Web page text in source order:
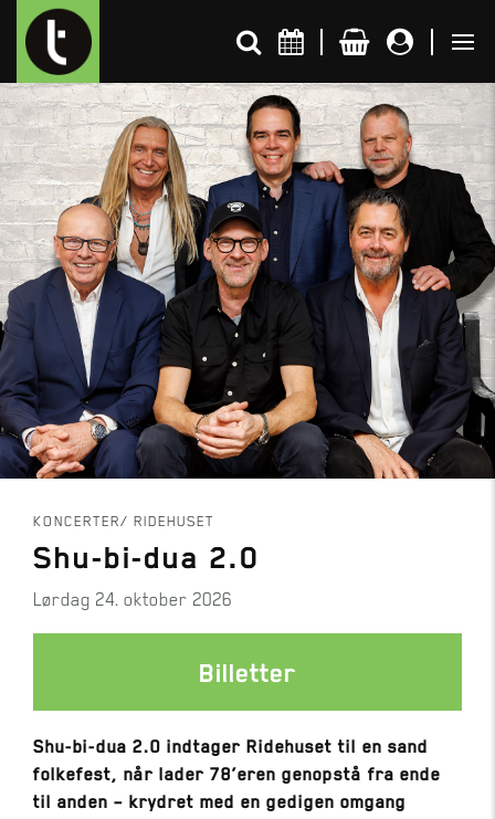
Kalender
Rabat
Artist Talk & Artist Talk Podcast
Blandet praktisk
Plads til alle
Cookie- og privatlivspolitik
Nyhedsbrev
Seneste nyt
Til pressen
Medarbejdere & specs
Send os dine forslag
Historien om Turbinen
Projekter og samarbejdspartnere
Gallows metalfestival
Følg os
KONCERTER RIDEHUSET
Shu-bi-dua 2.0
lørdag 24. oktober 2026
Billetter
Shu-bi-dua 2.0 indtager Ridehuset til en sand
folkefest, når lader 78’eren genopstå fra ende
til anden – krydret med en gedigen omgang